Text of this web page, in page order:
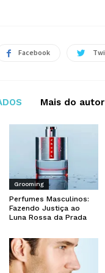
Facebook
Mais do autor
Grooming
Perfumes Masculinos:
Fazendo Justiça ao
Luna Rossa da Prada